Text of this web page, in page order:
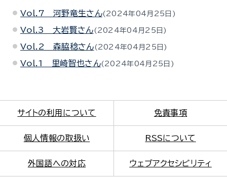
Vol.7 河野竜生さん 2024年04月25日
Vol.3 大岩賢さん 2024年04月25日
Vol.2 森脇稔さん 2024年04月25日
Vol.1 里崎智也さん 2024年04月25日
サイトの利用について 免責事項
個人情報の取扱い RSSについて
外国語への対応 ウェブアクセシビリティ